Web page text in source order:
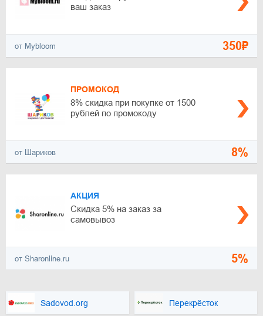
ваш заказ
от Mybloom 350₽
ПРОМОКОД
8% скидка при покупке от 1500
рублей по промокоду
от Шариков 8%
АКЦИЯ
Скидка 5% на заказ за
самовывоз
от Sharonline.ru 5%
Sadovod.org Перекрёсток